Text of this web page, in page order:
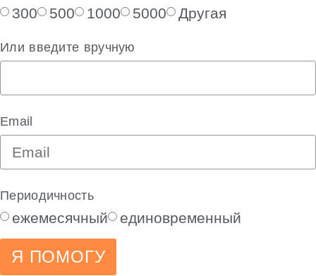
300 500 1000 5000 Другая
Или введите вручную
Email
Периодичность
ежемесячный единовременный
Я ПОМОГУ